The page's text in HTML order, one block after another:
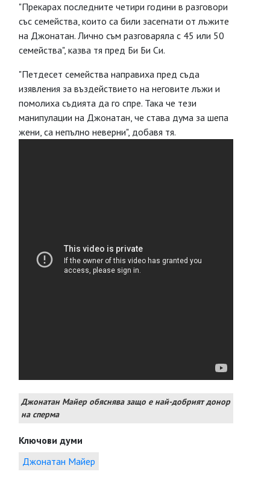
"Прекарах последните четири години в разговори
със семейства, които са били засегнати от лъжите
на Джонатан. Лично съм разговаряла с 45 или 50
семейства", казва тя пред Би Би Си.
"Петдесет семейства направиха пред съда
изявления за въздействието на неговите лъжи и
помолиха съдията да го спре. Така че тези
манипулации на Джонатан, че става дума за шепа
жени, са непълно неверни", добавя тя.
Джонатан Майер обяснява защо е най-добрият донор
на сперма
Ключови думи
Джонатан Майер